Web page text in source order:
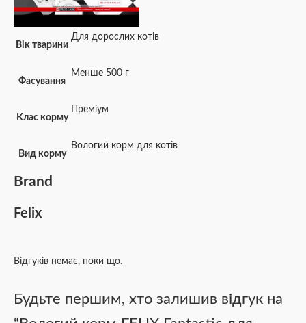
Вік тварини
Для дорослих котів
Фасування
Менше 500 г
Клас корму
Преміум
Вид корму
Вологий корм для котів
Brand
Felix
Відгуків немає, поки що.
Будьте першим, хто залишив відгук на